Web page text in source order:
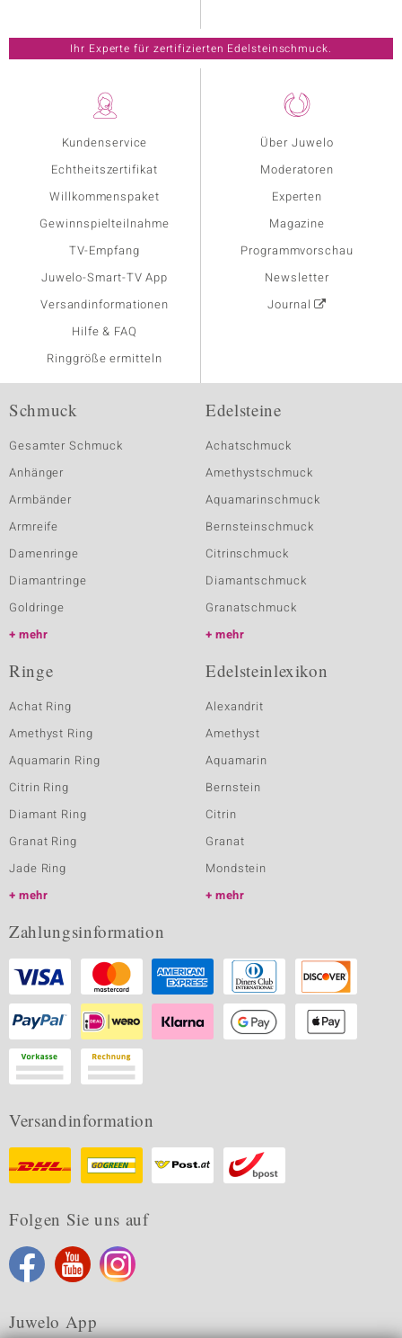
Kundenservice
Echtheitszertifikat
Willkommenspaket
Gewinnspielteilnahme
TV-Empfang
Juwelo-Smart-TV App
Versandinformationen
Hilfe & FAQ
Ringgröße ermitteln
Über Juwelo
Moderatoren
Experten
Magazine
Programmvorschau
Newsletter
Journal
Ihr Experte für zertifizierten Edelsteinschmuck.
Schmuck
Gesamter Schmuck
Anhänger
Armbänder
Armreife
Damenringe
Diamantringe
Goldringe
mehr
Edelsteine
Achatschmuck
Amethystschmuck
Aquamarinschmuck
Bernsteinschmuck
Citrinschmuck
Diamantschmuck
Granatschmuck
mehr
Ringe
Achat Ring
Amethyst Ring
Aquamarin Ring
Citrin Ring
Diamant Ring
Granat Ring
Jade Ring
mehr
Edelsteinlexikon
Alexandrit
Amethyst
Aquamarin
Bernstein
Citrin
Granat
Mondstein
mehr
Zahlungsinformation
Versandinformation
Folgen Sie uns auf
Juwelo App